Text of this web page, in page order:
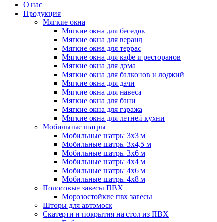
О нас
Продукция
Мягкие окна
Мягкие окна для беседок
Мягкие окна для веранд
Мягкие окна для террас
Мягкие окна для кафе и ресторанов
Мягкие окна для дома
Мягкие окна для балконов и лоджий
Мягкие окна для дачи
Мягкие окна для навеса
Мягкие окна для бани
Мягкие окна для гаража
Мягкие окна для летней кухни
Мобильные шатры
Мобильные шатры 3х3 м
Мобильные шатры 3х4,5 м
Мобильные шатры 3х6 м
Мобильные шатры 4х4 м
Мобильные шатры 4х6 м
Мобильные шатры 4х8 м
Полосовые завесы ПВХ
Морозостойкие пвх завесы
Шторы для автомоек
Скатерти и покрытия на стол из ПВХ